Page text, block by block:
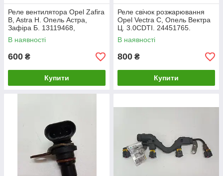
Реле вентилятора Opel Zafira
B, Astra H. Опель Астра,
Зафіра Б. 13119468,
13178656.
В наявності
600 ₴
Купити
Реле свічок розжарювання
Opel Vectra C, Опель Вектра
Ц. 3.0CDTI. 24451765.
В наявності
800 ₴
Купити